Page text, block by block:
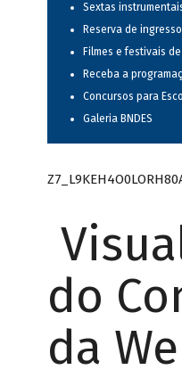
Sextas
Reserva de
Filmes e festivais
Receba a
Concursos para
Galeria BNDES
do
da